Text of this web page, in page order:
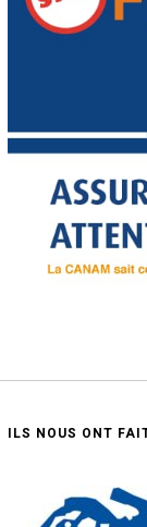
ILS NOUS ONT